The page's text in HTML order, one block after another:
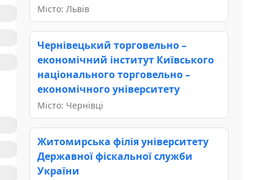
Місто: Львів
Чернівецький торговельно –
економічний інститут Київського
національного торговельно –
економічного університету
Місто: Чернівці
Житомирська філія університету
Державної фіскальної служби
України